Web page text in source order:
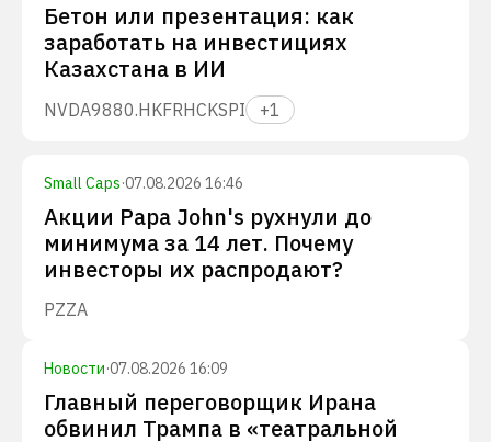
Бетон или презентация: как
заработать на инвестициях
Казахстана в ИИ
NVDA9880.HKFRHCKSPI +1
Small Caps·07.08.2026 16:46
Акции Papa John's рухнули до
минимума за 14 лет. Почему
инвесторы их распродают?
PZZA
Новости·07.08.2026 16:09
Главный переговорщик Ирана
обвинил Трампа в «театральной